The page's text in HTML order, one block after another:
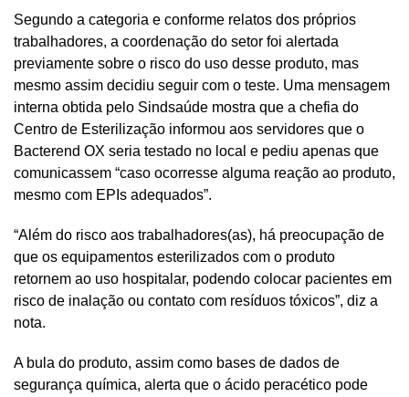
Segundo a categoria e conforme relatos dos próprios
trabalhadores, a coordenação do setor foi alertada
previamente sobre o risco do uso desse produto, mas
mesmo assim decidiu seguir com o teste. Uma mensagem
interna obtida pelo Sindsaúde mostra que a chefia do
Centro de Esterilização informou aos servidores que o
Bacterend OX seria testado no local e pediu apenas que
comunicassem “caso ocorresse alguma reação ao produto,
mesmo com EPIs adequados”.
“Além do risco aos trabalhadores(as), há preocupação de
que os equipamentos esterilizados com o produto
retornem ao uso hospitalar, podendo colocar pacientes em
risco de inalação ou contato com resíduos tóxicos”, diz a
nota.
A bula do produto, assim como bases de dados de
segurança química, alerta que o ácido peracético pode